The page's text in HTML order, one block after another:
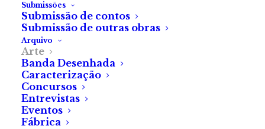
Submissões
Submissão de contos
Submissão de outras obras
Arquivo
Arte
Banda Desenhada
Caracterização
Concursos
Entrevistas
Eventos
Fábrica
Entre a noite e o dia, o
humano e o animal, o sónico
e o visual, o local e o global, o
CIAJG apresenta a 27 de
outubro a segunda sessão do
programa público do projeto
de Pedro Neves Marques para